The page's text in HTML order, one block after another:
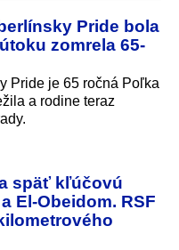
Pride bola
zomrela 65-
Pride je 65 ročná Poľka
a rodine teraz
späť kľúčovú
El-Obeidom. RSF